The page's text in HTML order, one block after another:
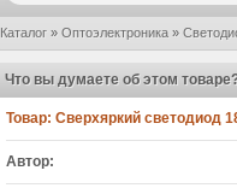
Каталог » Оптоэлектроника »
Что вы думаете об этом
Товар: Сверхяркий светодиод
Автор: